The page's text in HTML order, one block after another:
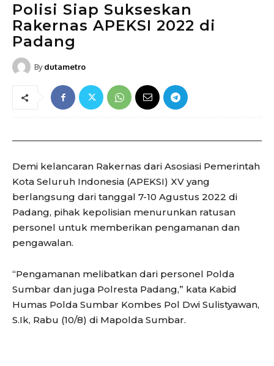
Polisi Siap Sukseskan
Rakernas APEKSI 2022 di
Padang
By dutametro
Demi kelancaran Rakernas dari Asosiasi Pemerintah
Kota Seluruh Indonesia (APEKSI) XV yang
berlangsung dari tanggal 7-10 Agustus 2022 di
Padang, pihak kepolisian menurunkan ratusan
personel untuk memberikan pengamanan dan
pengawalan.
“Pengamanan melibatkan dari personel Polda
Sumbar dan juga Polresta Padang,” kata Kabid
Humas Polda Sumbar Kombes Pol Dwi Sulistyawan,
S.Ik, Rabu (10/8) di Mapolda Sumbar.